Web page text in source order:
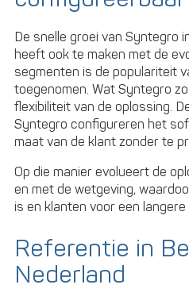
De snelle groei van Syntegro
heeft ook te maken met de
segmenten is de populariteit
toegenomen. Wat Syntegro
flexibiliteit van de oplossing.
Syntegro configureren het
maat van de klant zonder te
Op die manier evolueert de
en met de wetgeving,
is en klanten voor een
Referentie in
Nederland